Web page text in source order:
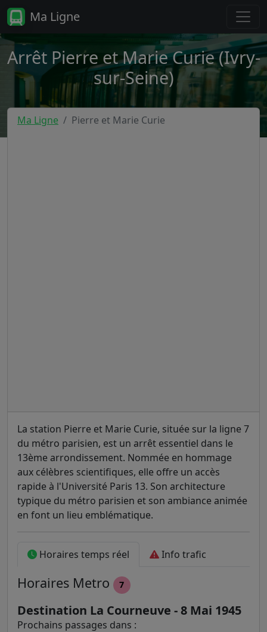
Ma Ligne
Arrêt Pierre et Marie Curie (Ivry-
sur-Seine)
Ma Ligne Pierre et Marie Curie
La station Pierre et Marie Curie, située sur la ligne 7
du métro parisien, est un arrêt essentiel dans le
13ème arrondissement. Nommée en hommage
aux célèbres scientifiques, elle offre un accès
rapide à l'Université Paris 13. Son architecture
typique du métro parisien et son ambiance animée
en font un lieu emblématique.
Horaires temps réel Info trafic
Horaires Metro 7
Destination La Courneuve - 8 Mai 1945
Prochains passages dans :